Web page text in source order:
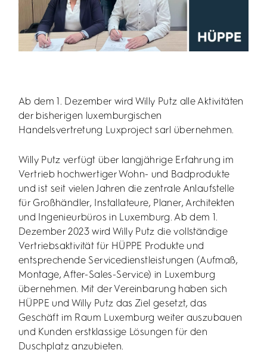
Ab dem 1. Dezember wird Willy Putz alle Aktivitäten
der bisherigen luxemburgischen
Handelsvertretung Luxproject sarl übernehmen.
Willy Putz verfügt über langjährige Erfahrung im
Vertrieb hochwertiger Wohn- und Badprodukte
und ist seit vielen Jahren die zentrale Anlaufstelle
für Großhändler, Installateure, Planer, Architekten
und Ingenieurbüros in Luxemburg. Ab dem 1.
Dezember 2023 wird Willy Putz die vollständige
Vertriebsaktivität für HÜPPE Produkte und
entsprechende Servicedienstleistungen (Aufmaß,
Montage, After-Sales-Service) in Luxemburg
übernehmen. Mit der Vereinbarung haben sich
HÜPPE und Willy Putz das Ziel gesetzt, das
Geschäft im Raum Luxemburg weiter auszubauen
und Kunden erstklassige Lösungen für den
Duschplatz anzubieten.